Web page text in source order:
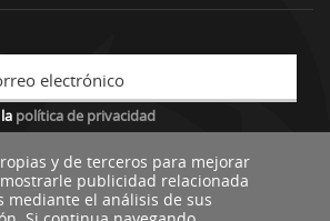
electrónico
política de privacidad
a otras ofertas o promociones.
y de terceros para mejorar
publicidad relacionada
mediante el análisis de sus